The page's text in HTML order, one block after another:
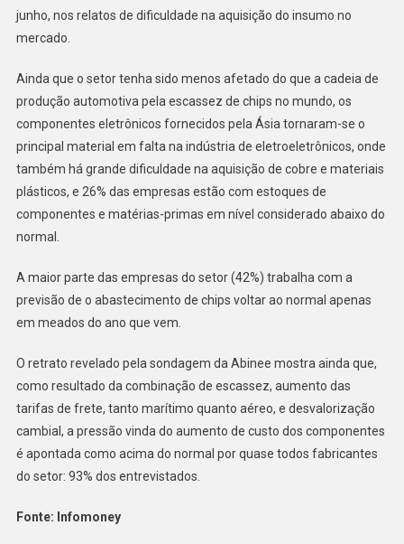
junho, nos relatos de dificuldade na aquisição do insumo no
mercado.
Ainda que o setor tenha sido menos afetado do que a cadeia de
produção automotiva pela escassez de chips no mundo, os
componentes eletrônicos fornecidos pela Ásia tornaram-se o
principal material em falta na indústria de eletroeletrônicos, onde
também há grande dificuldade na aquisição de cobre e materiais
plásticos, e 26% das empresas estão com estoques de
componentes e matérias-primas em nível considerado abaixo do
normal.
A maior parte das empresas do setor (42%) trabalha com a
previsão de o abastecimento de chips voltar ao normal apenas
em meados do ano que vem.
O retrato revelado pela sondagem da Abinee mostra ainda que,
como resultado da combinação de escassez, aumento das
tarifas de frete, tanto marítimo quanto aéreo, e desvalorização
cambial, a pressão vinda do aumento de custo dos componentes
é apontada como acima do normal por quase todos fabricantes
do setor: 93% dos entrevistados.
Fonte: Infomoney